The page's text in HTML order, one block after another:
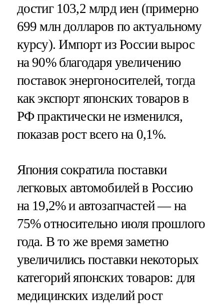
достиг 103,2 млрд иен (примерно
699 млн долларов по актуальному
курсу). Импорт из России вырос
на 90% благодаря увеличению
поставок энергоносителей, тогда
как экспорт японских товаров в
РФ практически не изменился,
показав рост всего на 0,1%.
Япония сократила поставки
легковых автомобилей в Россию
на 19,2% и автозапчастей — на
75% относительно июля прошлого
года. В то же время заметно
увеличились поставки некоторых
категорий японских товаров: для
медицинских изделий рост